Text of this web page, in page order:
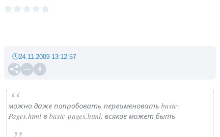
6
24.11.2009 13:12:57
можно даже попробовать переименовать basic-
Pages.html в basic-pages.html, всякое может быть